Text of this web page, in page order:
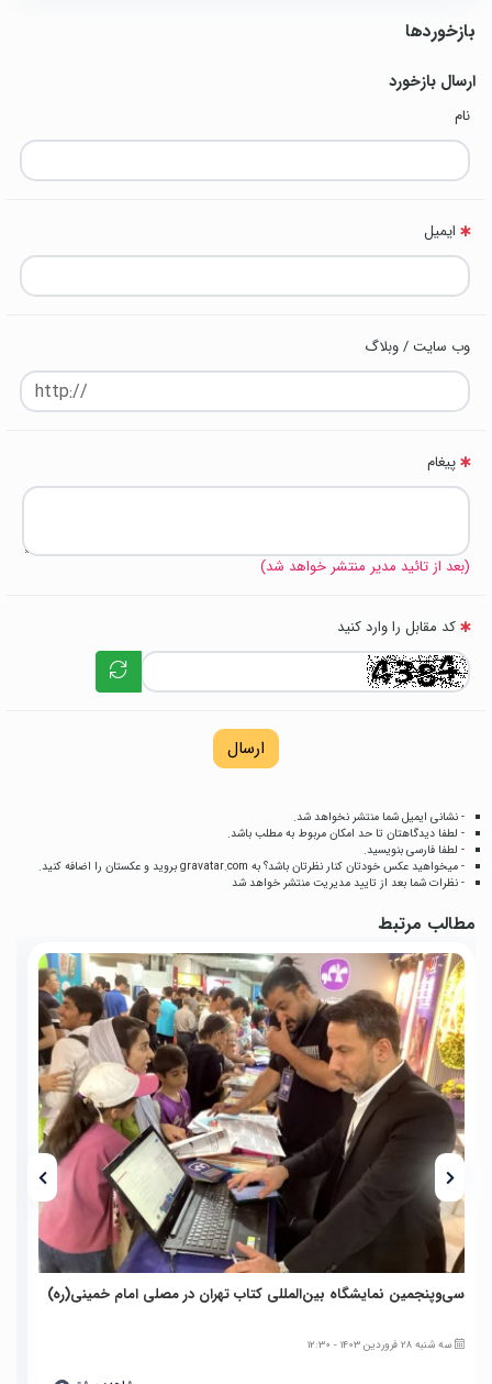
بازخوردها
ارسال بازخورد
نام
ایمیل
وب سایت / وبلاگ
پیغام
(بعد از تائید مدیر منتشر خواهد شد)
کد مقابل را وارد کنید
ارسال
- نشانی ایمیل شما منتشر نخواهد شد.
- لطفا دیدگاهتان تا حد امکان مربوط به مطلب باشد.
- لطفا فارسی بنویسید.
- میخواهید عکس خودتان کنار نظرتان باشد؟ به gravatar.com بروید و عکستان را اضافه کنید.
- نظرات شما بعد از تایید مدیریت منتشر خواهد شد
مطالب مرتبط
سی‌وپنجمین نمایشگاه بین‌المللی کتاب تهران در مصلی امام خمینی(ره)
سه شنبه 28 فروردین 1403 - 12:30